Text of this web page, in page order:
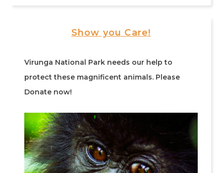
Show you Care!
Virunga National Park needs our help to
protect these magnificent animals. Please
Donate now!